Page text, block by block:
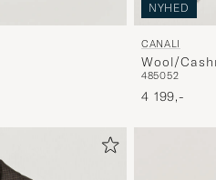
NYHED
CANALI
Wool/
Grey
485052
4 199,-